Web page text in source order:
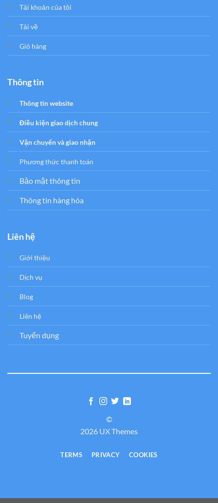
Tải khoản của tôi
Tải về
Giỏ hàng
Thông tin
Thông tin website
Điều kiện giao dịch chung
Vận chuyển và giao nhận
Phương thức thanh toán
Bảo mật thông tin
Thông tin hàng hóa
Liên hệ
Giới thiệu
Dịch vụ
Blog
Liên hệ
Tuyển dụng
©
2026 UX Themes
TERMS PRIVACY COOKIES